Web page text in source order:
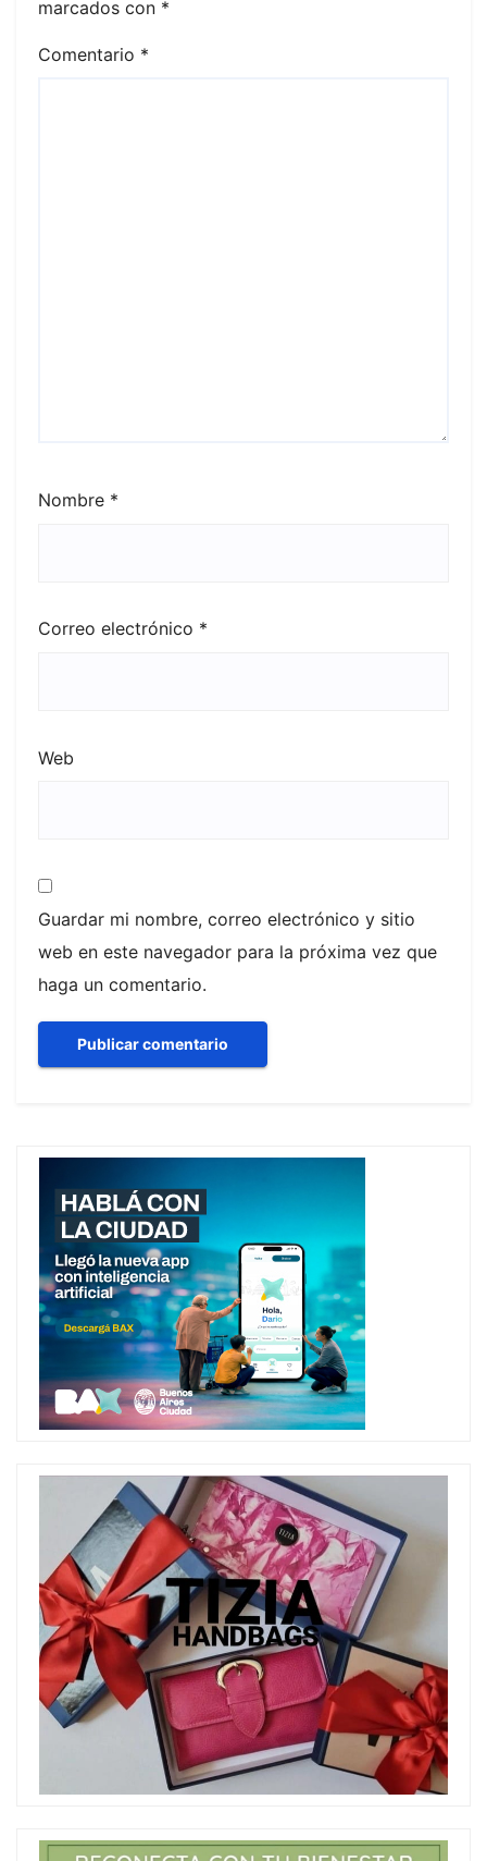
marcados con *
Comentario *
Nombre *
Correo electrónico *
Web
Guardar mi nombre, correo electrónico y sitio
web en este navegador para la próxima vez que
haga un comentario.